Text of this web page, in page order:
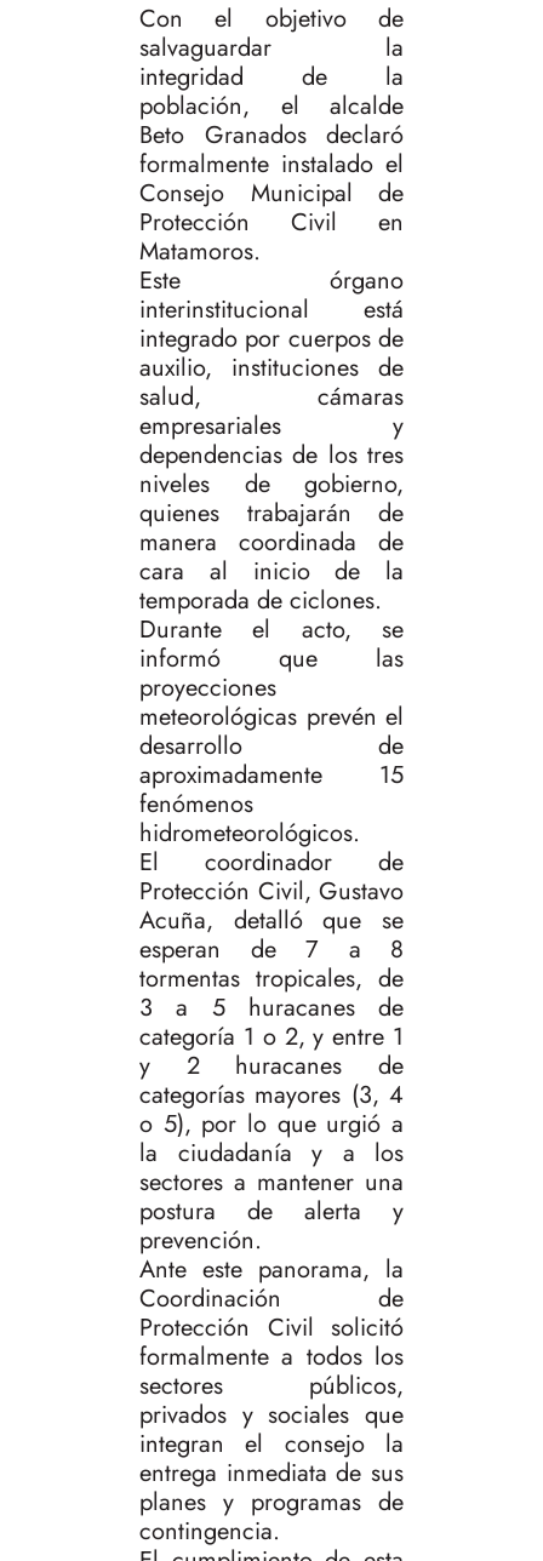
Con el objetivo de
salvaguardar la
integridad de la
población, el alcalde
Beto Granados declaró
formalmente instalado el
Consejo Municipal de
Protección Civil en
Matamoros.
Este órgano
interinstitucional está
integrado por cuerpos de
auxilio, instituciones de
salud, cámaras
empresariales y
dependencias de los tres
niveles de gobierno,
quienes trabajarán de
manera coordinada de
cara al inicio de la
temporada de ciclones.
Durante el acto, se
informó que las
proyecciones
meteorológicas prevén el
desarrollo de
aproximadamente 15
fenómenos
hidrometeorológicos.
El coordinador de
Protección Civil, Gustavo
Acuña, detalló que se
esperan de 7 a 8
tormentas tropicales, de
3 a 5 huracanes de
categoría 1 o 2, y entre 1
y 2 huracanes de
categorías mayores (3, 4
o 5), por lo que urgió a
la ciudadanía y a los
sectores a mantener una
postura de alerta y
prevención.
Ante este panorama, la
Coordinación de
Protección Civil solicitó
formalmente a todos los
sectores públicos,
privados y sociales que
integran el consejo la
entrega inmediata de sus
planes y programas de
contingencia.